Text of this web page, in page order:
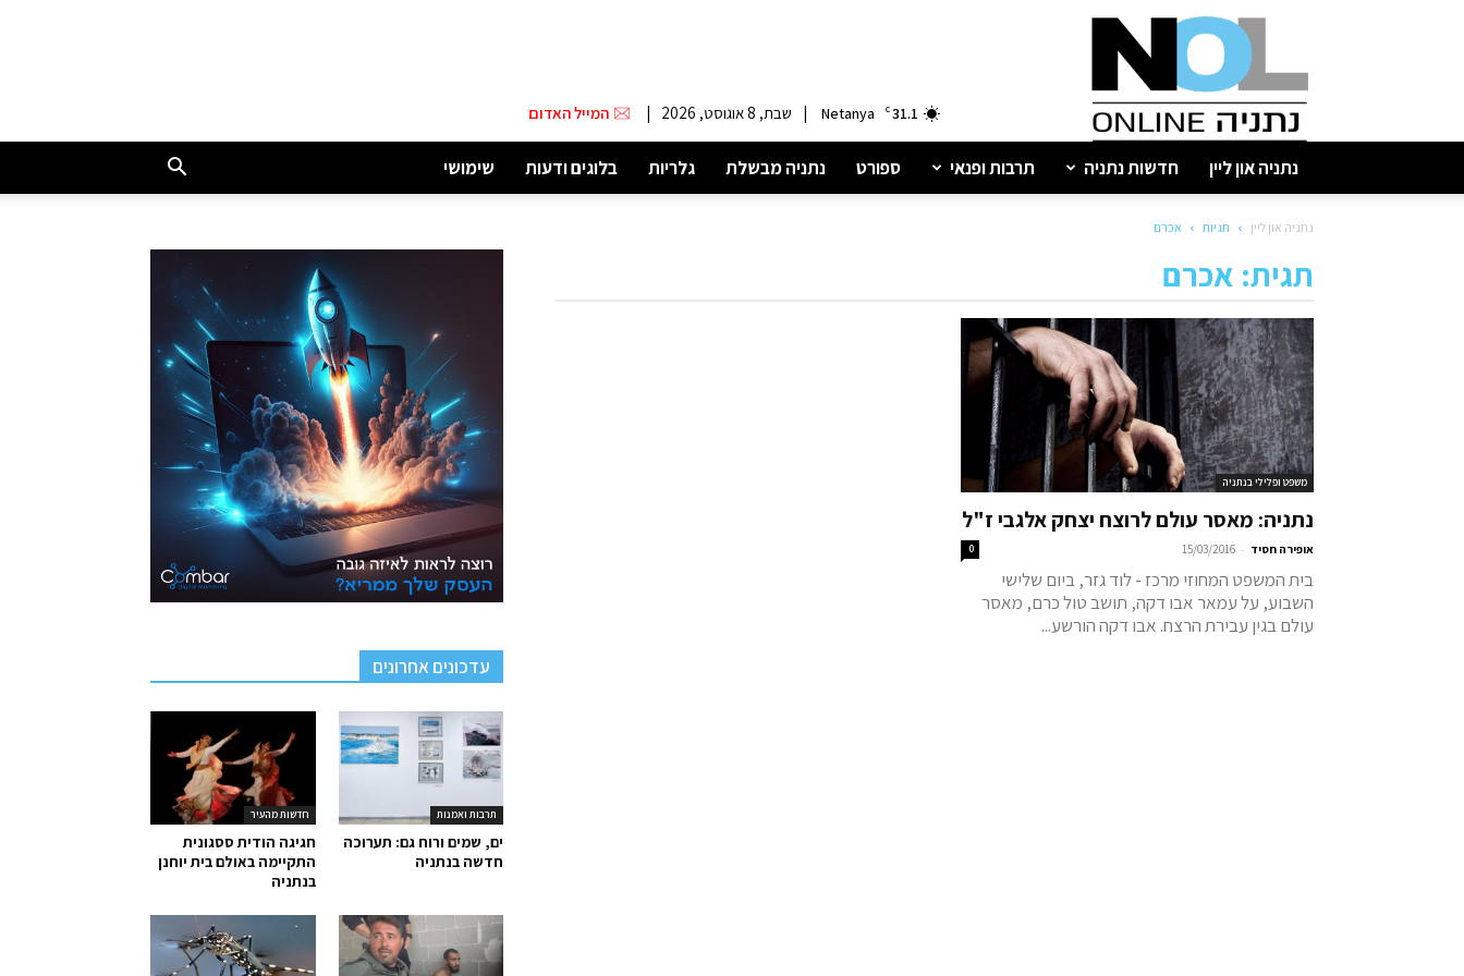
נתניה
31.1
C
Netanya
| שבת, 8 אוגוסט, 2026 | המייל האדום
נתניה און ליין חדשות נתניה תרבות ופנאי ספורט נתניה מבשלת גלריות בלוגים ודעות שימושי
נתניה און ליין תגיות אכרם
תגית: אכרם
משפט ופלילי בנתניה
נתניה: מאסר עולם לרוצח יצחק אלגבי ז"ל
אופירה חסיד -
15/03/2016
0
בית המשפט המחוזי מרכז - לוד גזר, ביום שלישי
השבוע, על עמאר אבו דקה, תושב טול כרם, מאסר
עולם בגין עבירת הרצח. אבו דקה הורשע...
עדכונים אחרונים
חדשות מהעיר
חגיגה הודית ססגונית
התקיימה באולם בית יוחנן
בנתניה
תרבות ואמנות
ים, שמים ורוח גם: תערוכה
חדשה בנתניה